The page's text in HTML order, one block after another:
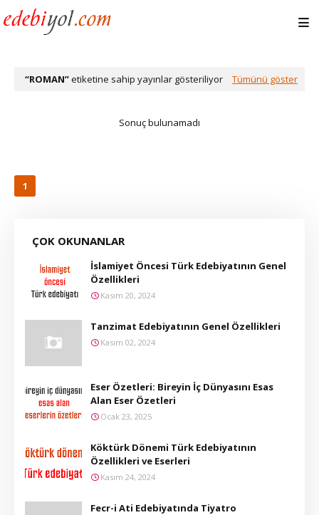
ROMAN etiketine sahip yayınlar gösteriliyor Tümünü göster
Sonuç bulunamadı
1
ÇOK OKUNANLAR
İslamiyet Öncesi Türk Edebiyatının Genel
Özellikleri
Kasım 20, 2024
Tanzimat Edebiyatının Genel Özellikleri
Kasım 02, 2024
Eser Özetleri: Bireyin İç Dünyasını Esas
Alan Eser Özetleri
Ocak 23, 2025
Köktürk Dönemi Türk Edebiyatının
Özellikleri ve Eserleri
Kasım 24, 2024
Fecr-i Ati Edebiyatında Tiyatro